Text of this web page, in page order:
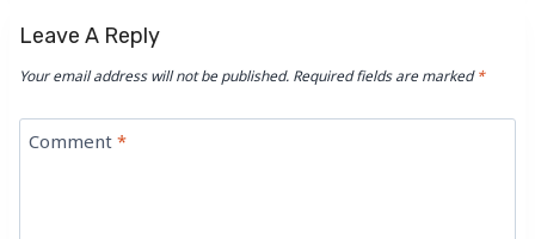
Leave A Reply
Your email address will not be published. Required fields are marked*
Comment *